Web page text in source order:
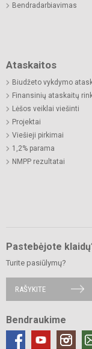
Bendradarbiavimas
Ataskaitos
Biudžeto vykdymo
Finansinių ataskaitų
Lėšos veiklai viešinti
Projektai
Viešieji pirkimai
1,2% parama
NMPP rezultatai
Pastebėjote
Turite pasiūlymų?
RAŠYKITE
Bendraukime